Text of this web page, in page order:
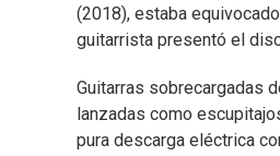
(2018), estaba
guitarrista presentó el
Guitarras sobrecargadas
lanzadas como
pura descarga eléctrica